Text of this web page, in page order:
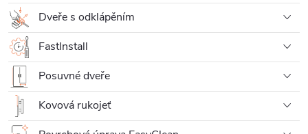
Dveře s odklápěním
FastInstall
Posuvné dveře
Kovová rukojeť